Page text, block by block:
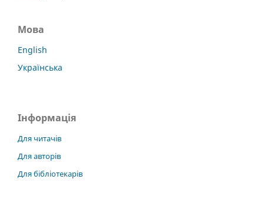
Мова
English
Українська
Інформація
Для читачів
Для авторів
Для бібліотекарів